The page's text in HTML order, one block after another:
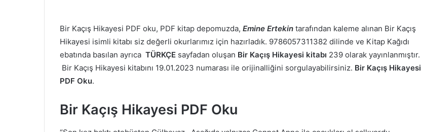
Bir Kaçış Hikayesi PDF oku, PDF kitap depomuzda, Emine Ertekin tarafından kaleme alınan Bir Kaçış
Hikayesi isimli kitabı siz değerli okurlarımız için hazırladık. 9786057311382 dilinde ve Kitap Kağıdı
ebatında basılan ayrıca TÜRKÇE sayfadan oluşan Bir Kaçış Hikayesi kitabı 239 olarak yayınlanmıştır.
Bir Kaçış Hikayesi kitabını 19.01.2023 numarası ile orijinalliğini sorgulayabilirsiniz. Bir Kaçış Hikayesi
PDF Oku.
Bir Kaçış Hikayesi PDF Oku